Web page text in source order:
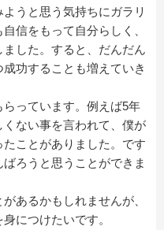
うと思う気持ちにガラリ
信をもって自分らしく、
した。すると、だんだん
功することも増えていき
っています。例えば5年
ない事を言われて、僕が
ことがありました。です
ろうと思うことができま
あるかもしれませんが、
につけたいです。